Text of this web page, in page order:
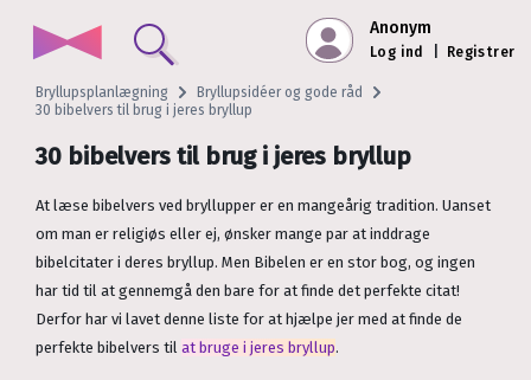
Anonym
Log ind Registrer
Bryllupsplanlægning
Bryllupsidéer og gode råd
30 bibelvers til brug i jeres bryllup
30 bibelvers til brug i jeres bryllup
At læse bibelvers ved bryllupper er en mangeårig tradition. Uanset
om man er religiøs eller ej, ønsker mange par at inddrage
bibelcitater i deres bryllup. Men Bibelen er en stor bog, og ingen
har tid til at gennemgå den bare for at finde det perfekte citat!
Derfor har vi lavet denne liste for at hjælpe jer med at finde de
perfekte bibelvers til at bruge i jeres bryllup.